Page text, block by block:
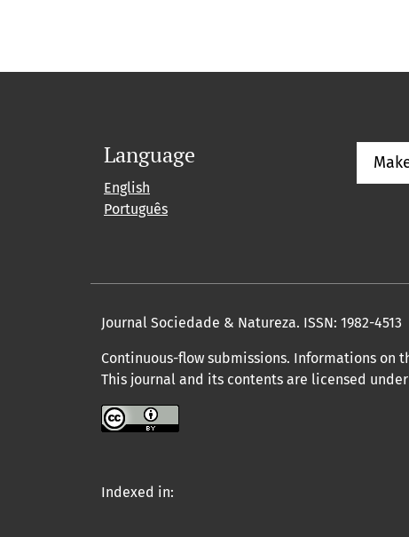
Language
English
Português
Journal Sociedade & Natureza. ISSN: 1982-4513
Continuous-flow submissions. Informations on
This journal and its contents are licensed under
Indexed in: